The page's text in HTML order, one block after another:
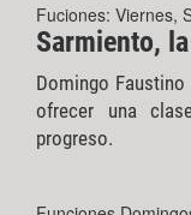
Fuciones: Viernes,
Sarmiento,
Domingo
ofrecer una
progreso.